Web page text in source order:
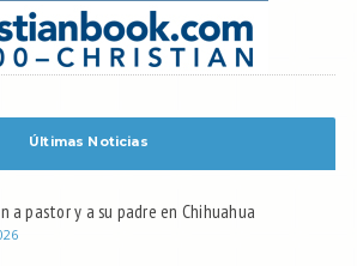
Últimas Noticias
a pastor y a su padre en Chihuahua